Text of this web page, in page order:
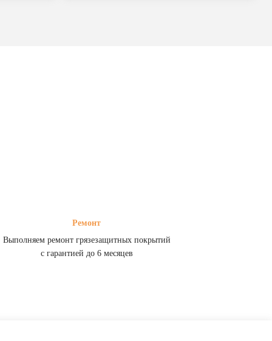
Ремонт
Выполняем ремонт грязезащитных покрытий
с гарантией до 6 месяцев